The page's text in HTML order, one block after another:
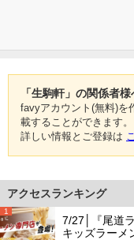
「生駒軒」の関係者様
favyアカウント(無料)を
載することができます。
詳しい情報とご登録は
アクセスランキング
1
7/27│『尾道
キッズラーメ